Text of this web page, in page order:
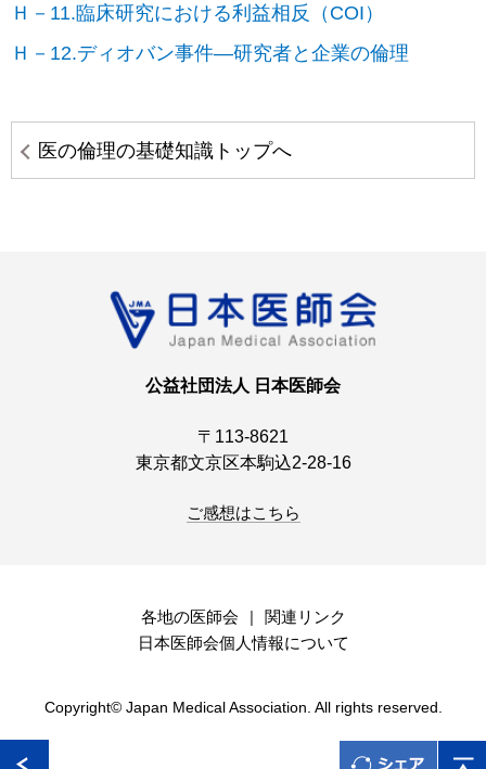
Ｈ－11.臨床研究における利益相反（COI）
Ｈ－12.ディオバン事件―研究者と企業の倫理
医の倫理の基礎知識トップへ
公益社団法人 日本医師会
〒113-8621
東京都文京区本駒込2-28-16
ご感想はこちら
各地の医師会
関連リンク
日本医師会個人情報について
Copyright© Japan Medical Association. All rights reserved.